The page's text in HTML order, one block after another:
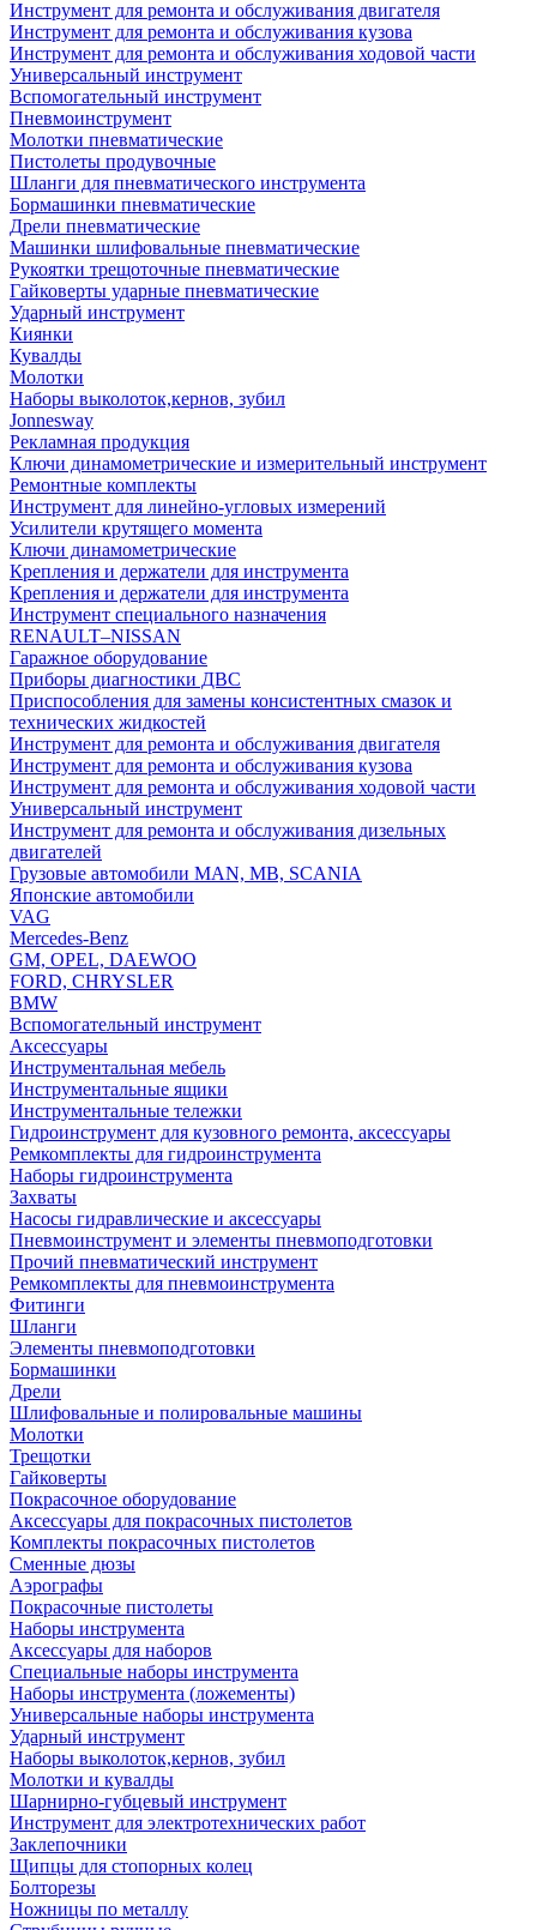
Инструмент для ремонта и обслуживания двигателя
Инструмент для ремонта и обслуживания кузова
Инструмент для ремонта и обслуживания ходовой части
Универсальный инструмент
Вспомогательный инструмент
Пневмоинструмент
Молотки пневматические
Пистолеты продувочные
Шланги для пневматического инструмента
Бормашинки пневматические
Дрели пневматические
Машинки шлифовальные пневматические
Рукоятки трещоточные пневматические
Гайковерты ударные пневматические
Ударный инструмент
Киянки
Кувалды
Молотки
Наборы выколоток,кернов, зубил
Jonnesway
Рекламная продукция
Ключи динамометрические и измерительный инструмент
Ремонтные комплекты
Инструмент для линейно-угловых измерений
Усилители крутящего момента
Ключи динамометрические
Крепления и держатели для инструмента
Крепления и держатели для инструмента
Инструмент специального назначения
RENAULT–NISSAN
Гаражное оборудование
Приборы диагностики ДВС
Приспособления для замены консистентных смазок и
технических жидкостей
Инструмент для ремонта и обслуживания двигателя
Инструмент для ремонта и обслуживания кузова
Инструмент для ремонта и обслуживания ходовой части
Универсальный инструмент
Инструмент для ремонта и обслуживания дизельных
двигателей
Грузовые автомобили MAN, MB, SCANIA
Японские автомобили
VAG
Mercedes-Benz
GM, OPEL, DAEWOO
FORD, CHRYSLER
BMW
Вспомогательный инструмент
Аксессуары
Инструментальная мебель
Инструментальные ящики
Инструментальные тележки
Гидроинструмент для кузовного ремонта, аксессуары
Ремкомплекты для гидроинструмента
Наборы гидроинструмента
Захваты
Насосы гидравлические и аксессуары
Пневмоинструмент и элементы пневмоподготовки
Прочий пневматический инструмент
Ремкомплекты для пневмоинструмента
Фитинги
Шланги
Элементы пневмоподготовки
Бормашинки
Дрели
Шлифовальные и полировальные машины
Молотки
Трещотки
Гайковерты
Покрасочное оборудование
Аксессуары для покрасочных пистолетов
Комплекты покрасочных пистолетов
Сменные дюзы
Аэрографы
Покрасочные пистолеты
Наборы инструмента
Аксессуары для наборов
Специальные наборы инструмента
Наборы инструмента (ложементы)
Универсальные наборы инструмента
Ударный инструмент
Наборы выколоток,кернов, зубил
Молотки и кувалды
Шарнирно-губцевый инструмент
Инструмент для электротехнических работ
Заклепочники
Щипцы для стопорных колец
Болторезы
Ножницы по металлу